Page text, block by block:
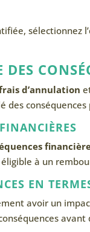
sélectionnez
d’annulation
des
à un
EN
avoir un